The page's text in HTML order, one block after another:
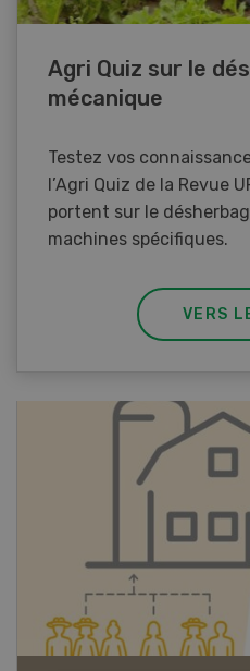
Agri Quiz sur le
mécanique
Testez vos
l’Agri Quiz de la Revue
portent sur le
machines spécifiques.
VERS